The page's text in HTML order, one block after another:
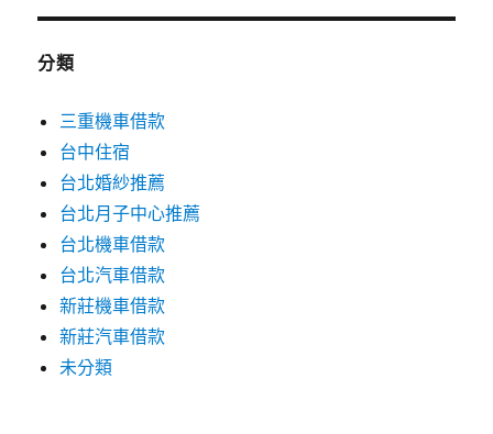
分類
三重機車借款
台中住宿
台北婚紗推薦
台北月子中心推薦
台北機車借款
台北汽車借款
新莊機車借款
新莊汽車借款
未分類